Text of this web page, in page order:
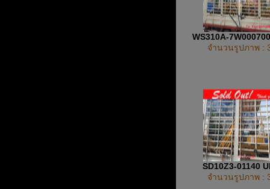
WS310A-
จำนวนรูปภาพ :
SD10Z3-01140
จำนวนรูปภาพ :